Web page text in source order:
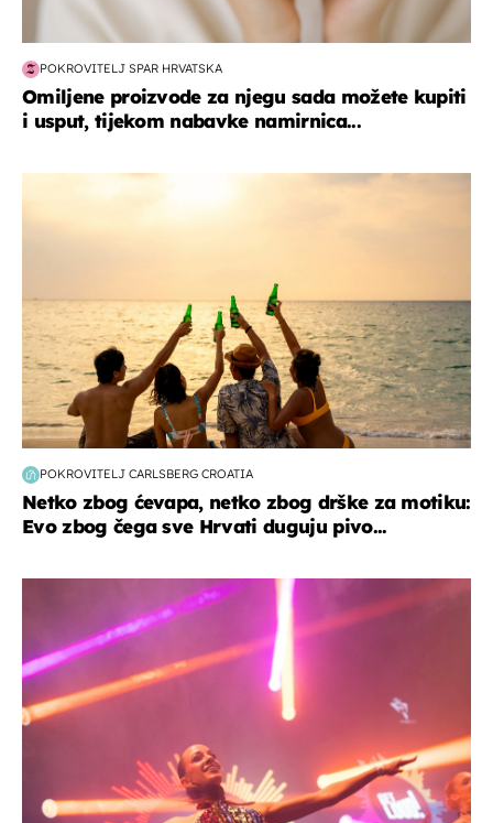
POKROVITELJ SPAR HRVATSKA
Omiljene proizvode za njegu sada možete kupiti
i usput, tijekom nabavke namirnica...
POKROVITELJ CARLSBERG CROATIA
Netko zbog ćevapa, netko zbog drške za motiku:
Evo zbog čega sve Hrvati duguju pivo...